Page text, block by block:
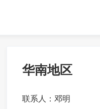
华南地区
联系人：邓明